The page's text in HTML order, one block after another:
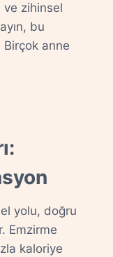
ve zihinsel
bu
Birçok anne
yolu, doğru
Emzirme
kaloriye